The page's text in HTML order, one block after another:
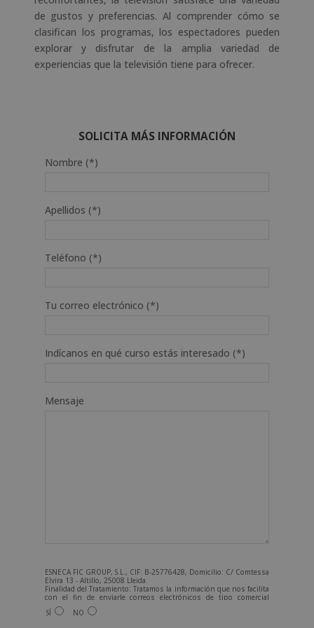
de gustos y preferencias. Al comprender cómo se
clasifican los programas, los espectadores pueden
explorar y disfrutar de la amplia variedad de
experiencias que la televisión tiene para ofrecer.
SOLICITA MÁS INFORMACIÓN
Nombre (*)
Apellidos (*)
Teléfono (*)
Tu correo electrónico (*)
Indícanos en qué curso estás interesado (*)
Mensaje
ESNECA FIC GROUP, S.L., CIF: B-25776428, Domicilio: C/ Comtessa
Elvira 13 - Altillo, 25008 Lleida.
Finalidad del Tratamiento: Tratamos la información que nos facilita
con el fin de enviarle correos electrónicos de tipo comercial
relacionado con los productos ofrecidos y otros tipo de
productos que fueran de su interés.
SÍ NO